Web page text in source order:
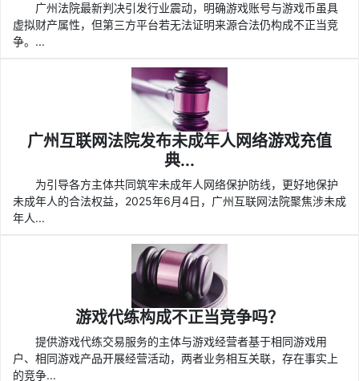
广州法院最新判决引发行业震动，明确游戏账号与游戏币虽具
虚拟财产属性，但第三方平台若无法证明来源合法仍构成不正当竞
争。...
广州互联网法院发布未成年人网络游戏充值
典...
为引导各方主体共同筑牢未成年人网络保护防线，更好地保护
未成年人的合法权益，2025年6月4日，广州互联网法院聚焦涉未成
年人...
游戏代练构成不正当竞争吗？
提供游戏代练交易服务的主体与游戏经营者基于相同游戏用
户、相同游戏产品开展经营活动，两者业务相互关联，存在事实上
的竞争...